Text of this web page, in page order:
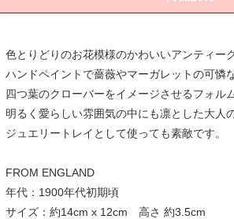
色とりどりのお花模様のかわいいアンティー
ハンドペイントで薔薇やマーガレットの可憐
四つ葉のクローバーをイメージさせるフォル
明るく愛らしい雰囲気の中にも凛とした大人
ジュエリートレイとして使っても素敵です。
FROM ENGLAND
年代：1900年代初期頃
サイズ：約14cm x 12cm 高さ 約3.5cm